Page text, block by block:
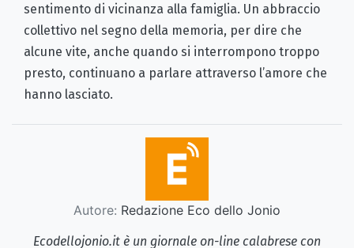
sentimento di vicinanza alla famiglia. Un abbraccio
collettivo nel segno della memoria, per dire che
alcune vite, anche quando si interrompono troppo
presto, continuano a parlare attraverso l’amore che
hanno lasciato.
Autore: Redazione Eco dello Jonio
Ecodellojonio.it è un giornale on-line calabrese con